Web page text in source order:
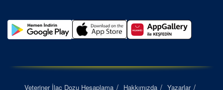
Veteriner İlaç Dozu Hesaplama Hakkımızda Yazarlar